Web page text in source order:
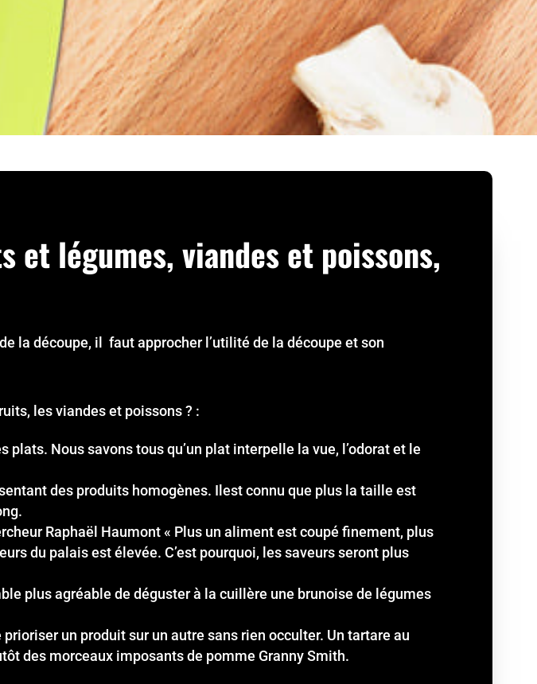
et légumes, viandes et poissons,
la découpe, il faut approcher l’utilité de la découpe et son
les viandes et poissons ? :
plats. Nous savons tous qu’un plat interpelle la vue, l’odorat et le
des produits homogènes. Ilest connu que plus la taille est
Raphaël Haumont « Plus un aliment est coupé finement, plus
du palais est élevée. C’est pourquoi, les saveurs seront plus
plus agréable de déguster à la cuillère une brunoise de légumes
un produit sur un autre sans rien occulter. Un tartare au
des morceaux imposants de pomme Granny Smith.